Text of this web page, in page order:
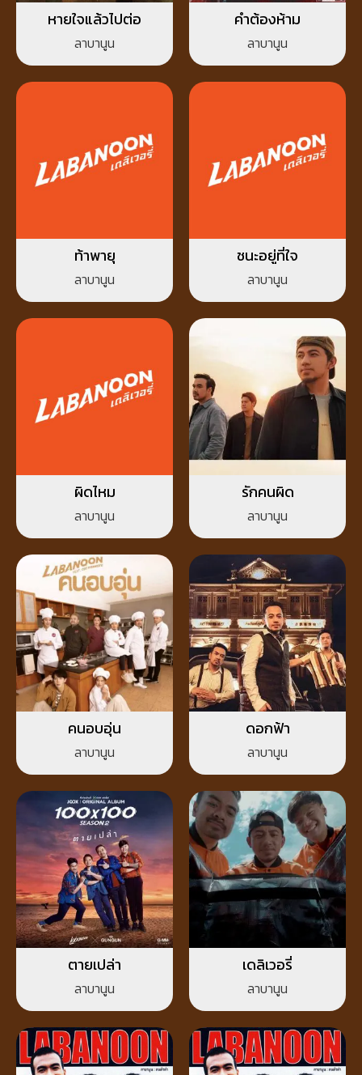
หายใจแล้วไปต่อ
ลาบานูน
คำต้องห้าม
ลาบานูน
ท้าพายุ
ลาบานูน
ชนะอยู่ที่ใจ
ลาบานูน
ผิดไหม
ลาบานูน
รักคนผิด
ลาบานูน
คนอบอุ่น
ลาบานูน
ดอกฟ้า
ลาบานูน
ตายเปล่า
ลาบานูน
เดลิเวอรี่
ลาบานูน